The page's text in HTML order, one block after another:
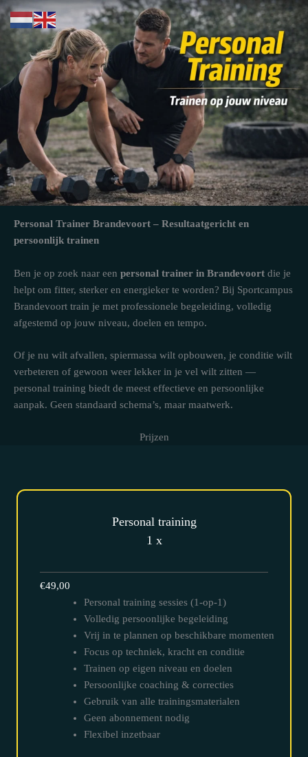
Ga
naar
inhoud
Personal Trainer Brandevoort – Resultaatgericht en
persoonlijk trainen
Ben je op zoek naar een personal trainer in Brandevoort die je
helpt om fitter, sterker en energieker te worden? Bij Sportcampus
Brandevoort train je met professionele begeleiding, volledig
afgestemd op jouw niveau, doelen en tempo.
Of je nu wilt afvallen, spiermassa wilt opbouwen, je conditie wilt
verbeteren of gewoon weer lekker in je vel wilt zitten —
personal training biedt de meest effectieve en persoonlijke
aanpak. Geen standaard schema’s, maar maatwerk.
Prijzen
Personal training
1 x
€49,00
Personal training sessies (1-op-1)
Volledig persoonlijke begeleiding
Vrij in te plannen op beschikbare momenten
Focus op techniek, kracht en conditie
Trainen op eigen niveau en doelen
Persoonlijke coaching & correcties
Gebruik van alle trainingsmaterialen
Geen abonnement nodig
Flexibel inzetbaar